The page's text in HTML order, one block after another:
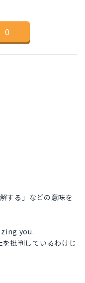
0
する」などの意味を
you.
を批判しているわけじ